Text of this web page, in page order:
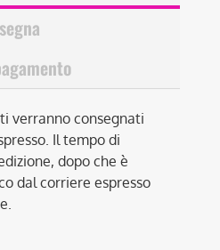
verranno consegnati
Il tempo di
dopo che è
dal corriere espresso